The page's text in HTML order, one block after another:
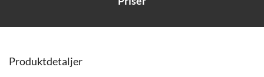
Produktdetaljer